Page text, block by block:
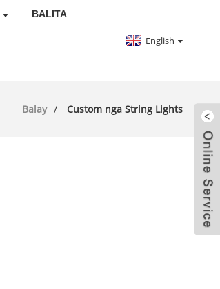
BALITA
English
Balay Custom nga String Lights